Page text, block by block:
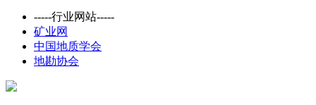
-----行业网站-----
矿业网
中国地质学会
地勘协会